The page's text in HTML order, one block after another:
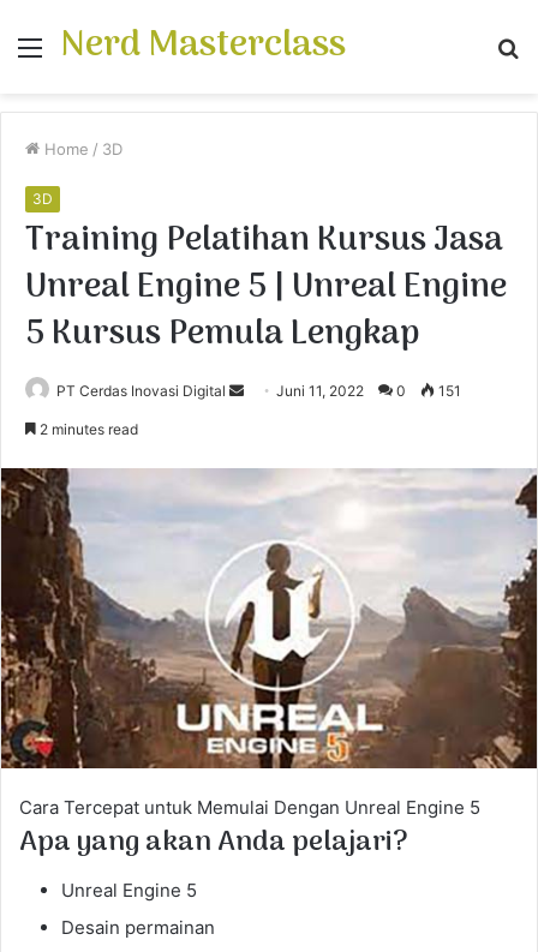
Menu
Nerd Masterclass
Home / 3D
3D
Training Pelatihan Kursus Jasa
Unreal Engine 5 | Unreal Engine
5 Kursus Pemula Lengkap
PT Cerdas Inovasi Digital
a
m
a
i
l
Juni 11, 2022 0 151
2 minutes read
Cara Tercepat untuk Memulai Dengan Unreal Engine 5
Apa yang akan Anda pelajari?
Unreal Engine 5
Desain permainan